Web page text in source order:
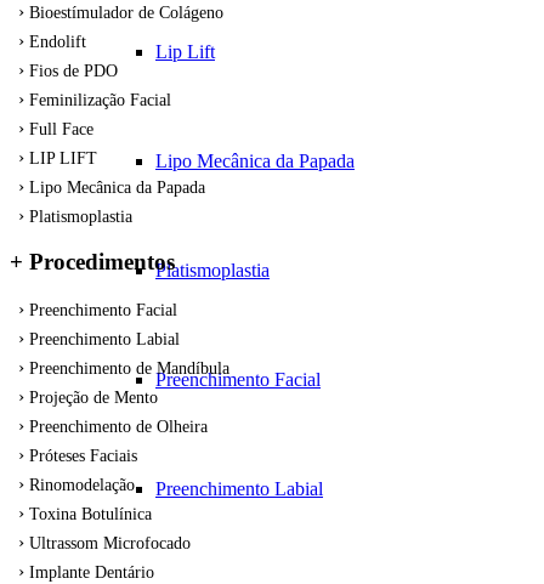
Lip Lift
Lipo Mecânica da Papada
Platismoplastia
Preenchimento Facial
Preenchimento Labial
Bioestímulador de Colágeno
Endolift
Fios de PDO
Feminilização Facial
Full Face
LIP LIFT
Lipo Mecânica da Papada
Platismoplastia
+ Procedimentos
Preenchimento Facial
Preenchimento Labial
Preenchimento de Mandíbula
Projeção de Mento
Preenchimento de Olheira
Próteses Faciais
Rinomodelação
Toxina Botulínica
Ultrassom Microfocado
Implante Dentário